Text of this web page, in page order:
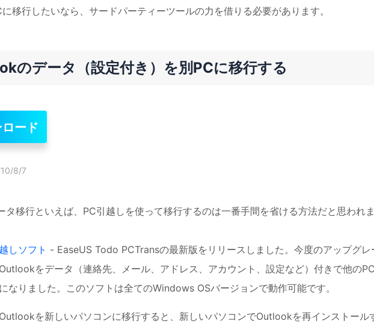
移行したいなら、サードパーティーツールの力を借りる必要があります。
のデータ（設定付き）を別PCに移行する
ード
8/7
移行といえば、PC引越しを使って移行するのは一番手間を省ける方法だと思われ
しソフト - EaseUS Todo PCTransの最新版をリリースしました。今度のアップグレ
をデータ（連絡先、メール、アドレス、アカウント、設定など）付きで他の
なりました。このソフトは全てのWindows OSバージョンで動作可能です。
を新しいパソコンに移行すると、新しいパソコンでOutlookを再インストール